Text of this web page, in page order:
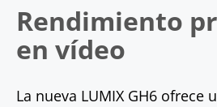
Rendimiento
en vídeo
La nueva LUMIX GH6 ofrece